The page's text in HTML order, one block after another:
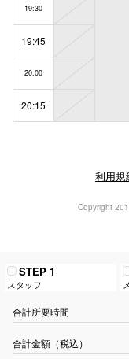
19:30
19:45
20:00
20:15
STEP 1
スタッフ
合計所要時間
合計金額（税込）
利用規
Copyright